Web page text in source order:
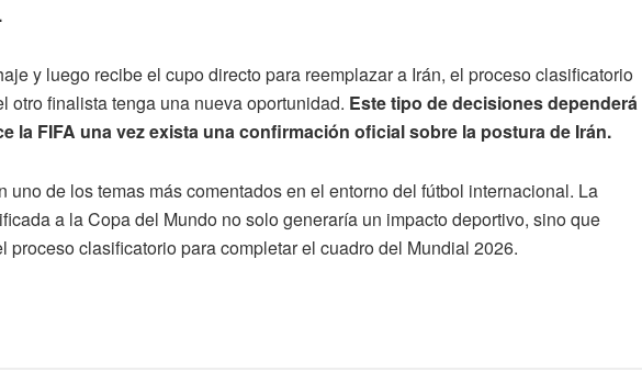
y luego recibe el cupo directo para reemplazar a Irán, el proceso clasificatorio
otro finalista tenga una nueva oportunidad. Este tipo de decisiones dependerá
la FIFA una vez exista una confirmación oficial sobre la postura de Irán.
uno de los temas más comentados en el entorno del fútbol internacional. La
a la Copa del Mundo no solo generaría un impacto deportivo, sino que
clasificatorio para completar el cuadro del Mundial 2026.